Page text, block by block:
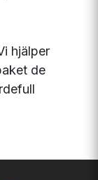
hjälper
de